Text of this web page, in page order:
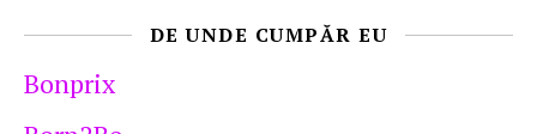
DE UNDE CUMPĂR EU
Bonprix